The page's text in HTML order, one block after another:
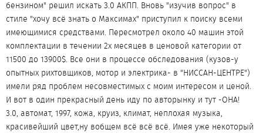
бензином" решил искать 3.0 АКПП. Вновь "изучив вопрос" в
стиле "хочу всё знать о Максимах" приступил к поиску всеми
имеющимися средствами. Пересмотрел около 40 машин этой
комплектации в течении 2х месяцев в ценовой категории от
11500 до 13900$. Все они в процессе обследования (кузов-у
опытных рихтовщиков, мотор и электрика- в "НИССАН-ЦЕНТРЕ")
имели ряд проблем несовместимых с моим интересом и ценой.
И вот в один прекрасный день иду по авторынку и тут -ОНА!
3.0, автомат, 1997, кожа, круиз, климат, неплохая музыка,
красивейший цвет,ну вобщем всё всё всё. Имея уже некоторый